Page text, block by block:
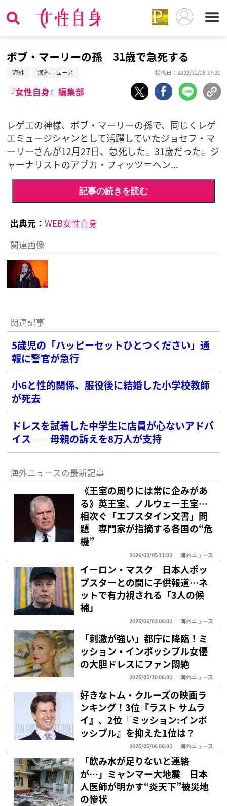
ボブ・マーリーの孫 31歳で急死する
海外 海外ニュース 投稿日：2022/12/28 17:21
『女性自身』編集部
レゲエの神様、ボブ・マーリーの孫で、同じくレゲ
エミュージシャンとして活躍していたジョセフ・マ
ーリーさんが12月27日、急死した。31歳だった。ジ
ャーナリストのアブカ・フィッツ＝ヘン...
記事の続きを読む
出典元： WEB女性自身
関連画像
関連記事
5歳児の「ハッピーセットひとつください」通
報に警官が急行
小6と性的関係、服役後に結婚した小学校教師
が死去
ドレスを試着した中学生に店員が心ないアドバ
イス――母親の訴えを8万人が支持
海外ニュースの最新記事
《王室の周りには常に企みがあ
る》英王室、ノルウェー王室…
相次ぐ「エプスタイン文書」問
題 専門家が指摘する各国の“危
機”
2026/03/05 11:00 海外ニュース
イーロン・マスク 日本人ポッ
プスターとの間に子供報道…ネ
ットで有力視される「3人の候
補」
2025/06/03 06:00 海外ニュース
「刺激が強い」都庁に降臨！ミ
ッション・インポッシブル女優
の大胆ドレスにファン悶絶
2025/05/10 06:00 海外ニュース
好きなトム・クルーズの映画ラ
ンキング！3位『ラスト サムラ
イ』、2位『ミッション:インポ
ッシブル』を抑えた1位は？
2025/05/06 06:00 海外ニュース
「飲み水が足りないと連絡
が…」ミャンマー大地震 日本
人医師が明かす“炎天下”被災地
の惨状